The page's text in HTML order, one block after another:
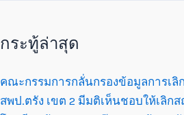
กระทู้ล่าสุด
คณะกรรมการกลั่นกรองข้อมูลการเ
สพป.ตรัง เขต 2 มีมติเห็นชอบให้เลิ